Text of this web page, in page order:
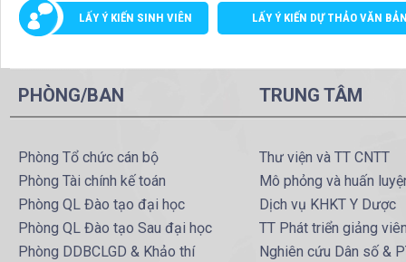
LẤY Ý KIẾN SINH VIÊN LẤY Ý KIẾN DỰ THẢO VĂN
PHÒNG/BAN
Phòng Tổ chức cán bộ
Phòng Tài chính kế toán
Phòng QL Đào tạo đại học
Phòng QL Đào tạo Sau đại học
Phòng DDBCLGD & Khảo thí
TRUNG TÂM
Thư viện và TT CNTT
Mô phỏng và huấn
Dịch vụ KHKT Y Dược
TT Phát triển giảng
Nghiên cứu Dân số &